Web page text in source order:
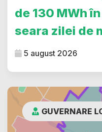
de 130 MWh
seara zilei de
5 august 2026
GUVERNARE